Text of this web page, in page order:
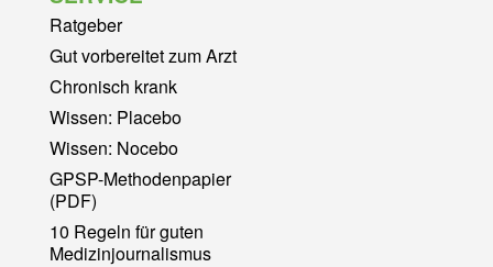
Ratgeber
Gut vorbereitet zum Arzt
Chronisch krank
Wissen: Placebo
Wissen: Nocebo
GPSP-Methodenpapier
(PDF)
10 Regeln für guten
Medizinjournalismus